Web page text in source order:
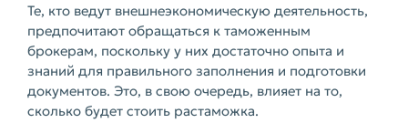
Те, кто ведут внешнеэкономическую деятельность,
предпочитают обращаться к таможенным
брокерам, поскольку у них достаточно опыта и
знаний для правильного заполнения и подготовки
документов. Это, в свою очередь, влияет на то,
сколько будет стоить растаможка.